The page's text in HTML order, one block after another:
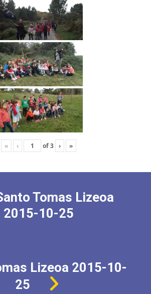
« ‹ of3 › »
Tomas Lizeoa
2015-10-25
Lizeoa 2015-10-
25